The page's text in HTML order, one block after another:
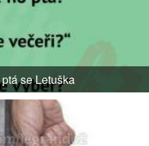
se Letuška